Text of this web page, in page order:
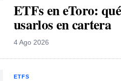
ETFs en eToro:
usarlos en cartera
4 Ago 2026
ETFS